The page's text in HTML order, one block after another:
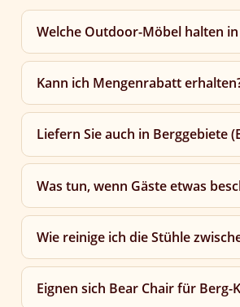
Welche Outdoor-Möbel halten
Kann ich Mengenrabatt
Liefern Sie auch in Berggebiete
Was tun, wenn Gäste etwas
Wie reinige ich die Stühle
Eignen sich Bear Chair für Berg-